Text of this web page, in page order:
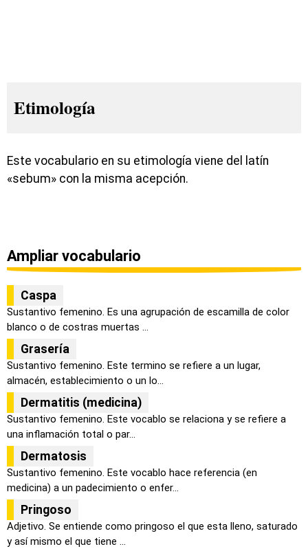
Etimología
Este vocabulario en su etimología viene del latín
«sebum» con la misma acepción.
Ampliar vocabulario
Caspa
Sustantivo femenino. Es una agrupación de escamilla de color
blanco o de costras muertas ...
Grasería
Sustantivo femenino. Este termino se refiere a un lugar,
almacén, establecimiento o un lo...
Dermatitis (medicina)
Sustantivo femenino. Este vocablo se relaciona y se refiere a
una inflamación total o par...
Dermatosis
Sustantivo femenino. Este vocablo hace referencia (en
medicina) a un padecimiento o enfer...
Pringoso
Adjetivo. Se entiende como pringoso el que esta lleno, saturado
y así mismo el que tiene ...